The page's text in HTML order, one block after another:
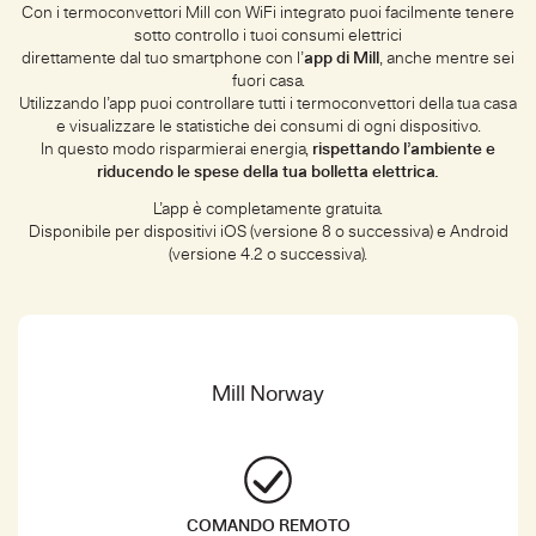
Con i termoconvettori Mill con WiFi integrato puoi facilmente tenere
sotto controllo i tuoi consumi elettrici
direttamente dal tuo smartphone con l’app di Mill , anche mentre sei
fuori casa.
Utilizzando l’app puoi controllare tutti i termoconvettori della tua casa
e visualizzare le statistiche dei consumi di ogni dispositivo.
In questo modo risparmierai energia, rispettando l’ambiente e
riducendo le spese della tua bolletta elettrica.
L’app è completamente gratuita.
Disponibile per dispositivi iOS (versione 8 o successiva) e Android
(versione 4.2 o successiva).
Mill Norway
COMANDO REMOTO